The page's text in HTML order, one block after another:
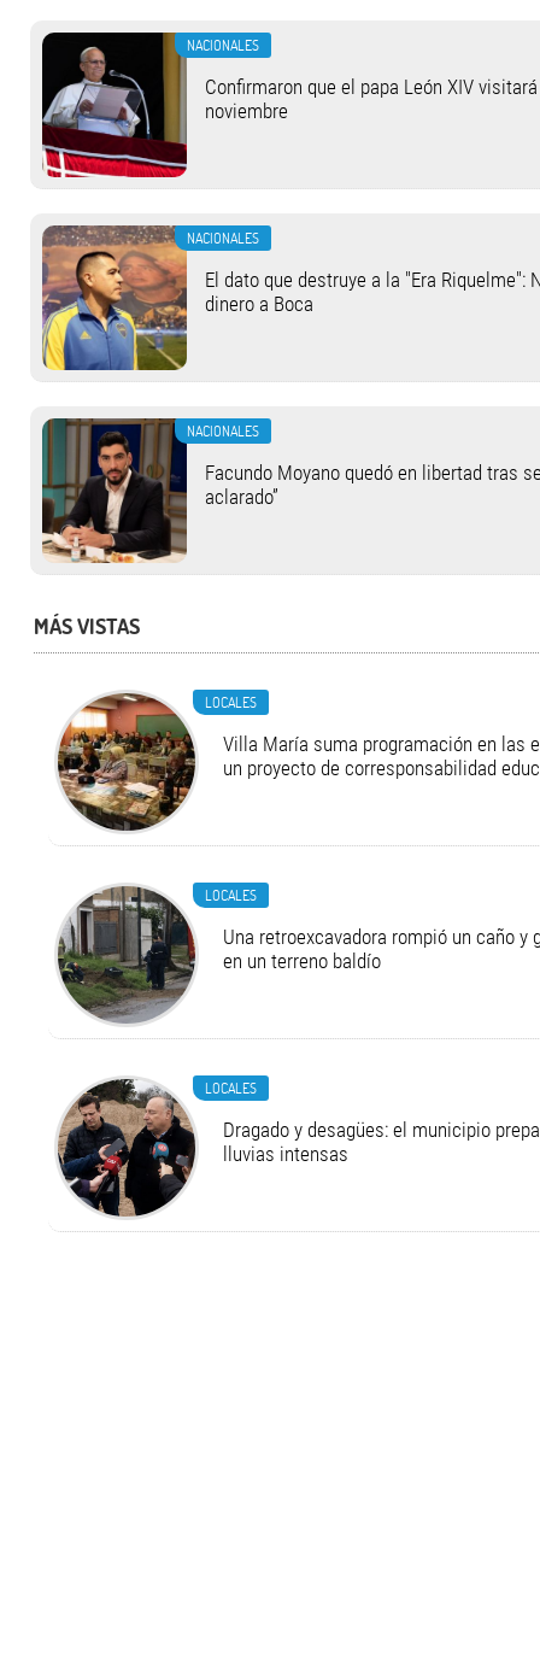
NACIONALES
Confirmaron que el papa León XIV
noviembre
NACIONALES
El dato que destruye a la "Era Riquelme":
dinero a Boca
NACIONALES
Facundo Moyano quedó en libertad tras
aclarado”
MÁS VISTAS
LOCALES
Villa María suma programación en las
un proyecto de corresponsabilidad
LOCALES
Una retroexcavadora rompió un caño y
en un terreno baldío
LOCALES
Dragado y desagües: el municipio
lluvias intensas